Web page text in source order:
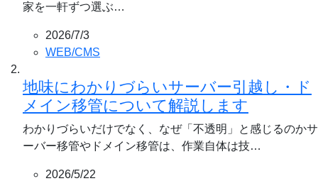
家を一軒ずつ選ぶ…
2026/7/3
WEB/CMS
地味にわかりづらいサーバー引越し・ド
メイン移管について解説します
わかりづらいだけでなく、なぜ「不透明」と感じるのかサ
ーバー移管やドメイン移管は、作業自体は技…
2026/5/22